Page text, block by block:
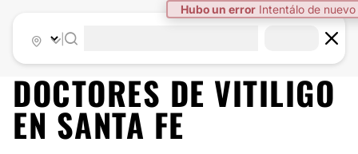
Hubo un error Intentálo de nuevo
DOCTORES DE VITILIGO
EN SANTA FE